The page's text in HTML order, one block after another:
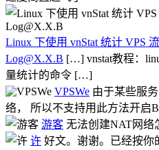
Linux 下使用 vnStat 统计 VPS 流
Log@X.X.B […] vnstat教程：
量统计的命令 […]
VPSWe 由于某些服
络， 所以不支持用此方法开启
游客 无法创建NAT网络
许 好文。谢谢。已经按你